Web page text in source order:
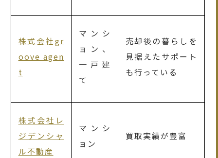
株式会社gr
oove agen
t
マンシ
ョン、
一戸建
て
売却後の暮らしを
見据えたサポート
も行っている
株式会社レ
ジデンシャ
ル不動産
マンシ
ョン
買取実績が豊富